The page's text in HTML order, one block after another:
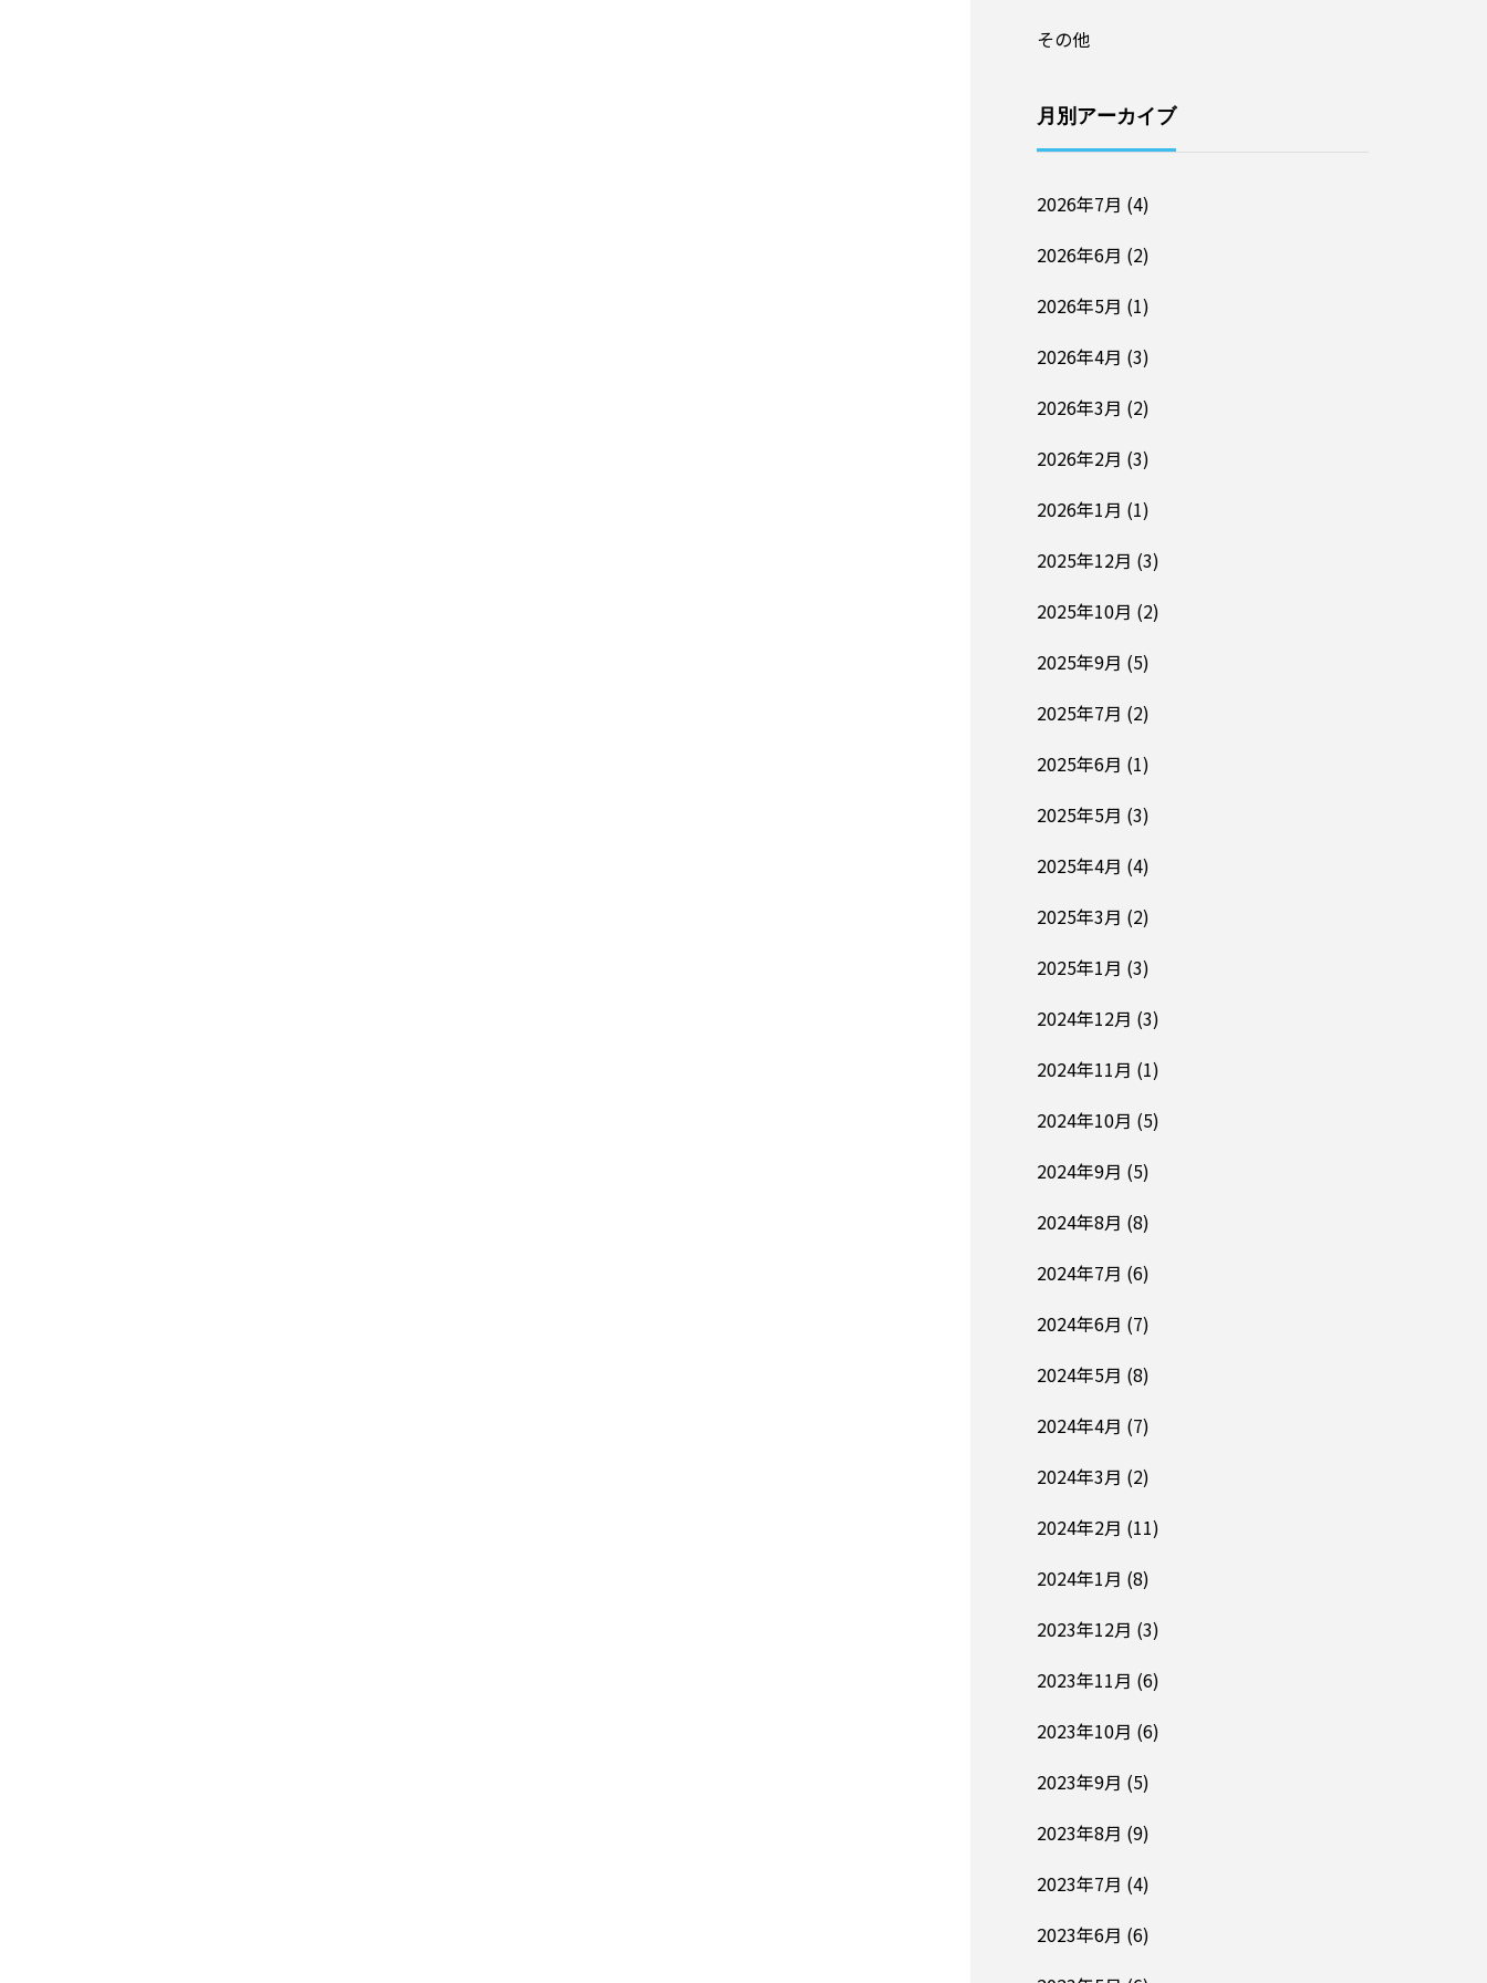
その他
月別アーカイブ
2026年7月 (4)
2026年6月 (2)
2026年5月 (1)
2026年4月 (3)
2026年3月 (2)
2026年2月 (3)
2026年1月 (1)
2025年12月 (3)
2025年10月 (2)
2025年9月 (5)
2025年7月 (2)
2025年6月 (1)
2025年5月 (3)
2025年4月 (4)
2025年3月 (2)
2025年1月 (3)
2024年12月 (3)
2024年11月 (1)
2024年10月 (5)
2024年9月 (5)
2024年8月 (8)
2024年7月 (6)
2024年6月 (7)
2024年5月 (8)
2024年4月 (7)
2024年3月 (2)
2024年2月 (11)
2024年1月 (8)
2023年12月 (3)
2023年11月 (6)
2023年10月 (6)
2023年9月 (5)
2023年8月 (9)
2023年7月 (4)
2023年6月 (6)